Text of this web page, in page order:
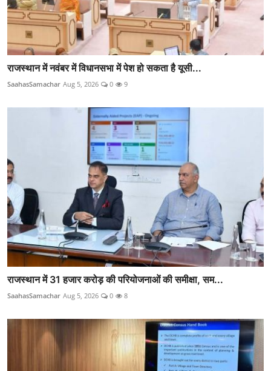
राजस्थान में नवंबर में विधानसभा में पेश हो सकता है यूसी...
SaahasSamachar Aug 5, 2026 0 9
राजस्थान में 31 हजार करोड़ की परियोजनाओं की समीक्षा, सम...
SaahasSamachar Aug 5, 2026 0 8